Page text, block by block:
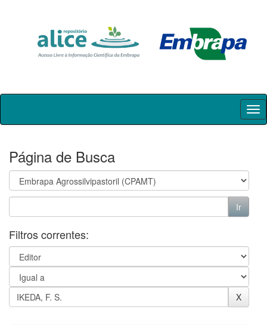
Skip
Página de Busca
Filtros correntes: